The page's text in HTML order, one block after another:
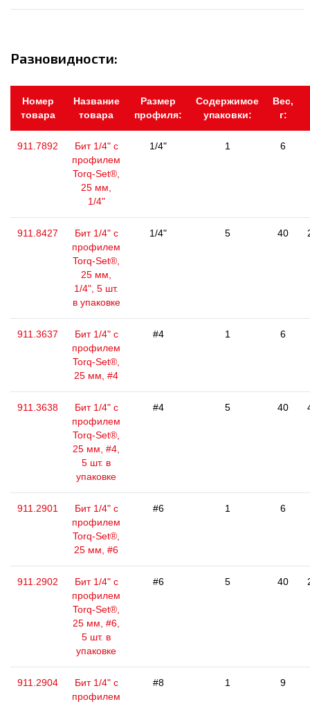
Разновидности:
Номер
товара
Название
товара
Размер
профиля:
Содержимое
упаковки:
Вес,
г:
911.7892
Бит 1/4" с
профилем
Torq-Set®,
25 мм,
1/4"
1/4" 1 6
911.8427
Бит 1/4" с
профилем
Torq-Set®,
25 мм,
1/4", 5 шт.
в упаковке
1/4" 5 40
911.3637
Бит 1/4" с
профилем
Torq-Set®,
25 мм, #4
#4 1 6
911.3638
Бит 1/4" с
профилем
Torq-Set®,
25 мм, #4,
5 шт. в
упаковке
#4 5 40
911.2901
Бит 1/4" с
профилем
Torq-Set®,
25 мм, #6
#6 1 6
911.2902
Бит 1/4" с
профилем
Torq-Set®,
25 мм, #6,
5 шт. в
упаковке
#6 5 40
911.2904
Бит 1/4" с
профилем
#8 1 9